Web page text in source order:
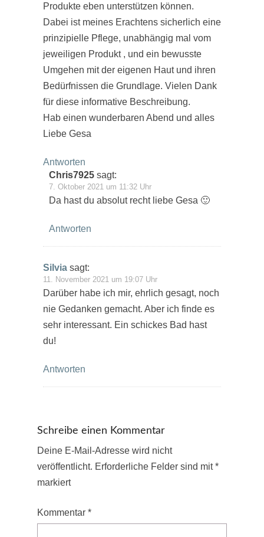
Produkte eben unterstützen können.
Dabei ist meines Erachtens sicherlich eine
prinzipielle Pflege, unabhängig mal vom
jeweiligen Produkt , und ein bewusste
Umgehen mit der eigenen Haut und ihren
Bedürfnissen die Grundlage. Vielen Dank
für diese informative Beschreibung.
Hab einen wunderbaren Abend und alles
Liebe Gesa
Antworten
Chris7925 sagt:
7. Oktober 2021 um 11:32 Uhr
Da hast du absolut recht liebe Gesa 🙂
Antworten
Silvia sagt:
11. November 2021 um 19:07 Uhr
Darüber habe ich mir, ehrlich gesagt, noch
nie Gedanken gemacht. Aber ich finde es
sehr interessant. Ein schickes Bad hast
du!
Antworten
Schreibe einen Kommentar
Deine E-Mail-Adresse wird nicht
veröffentlicht. Erforderliche Felder sind mit*
markiert
Kommentar *